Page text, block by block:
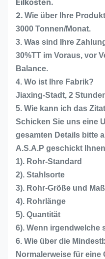
2. Wie über Ihre
3000 Tonnen/Monat.
3. Was sind Ihre
30%TT im Voraus, vor
Balance.
4. Wo ist Ihre Fabrik?
Jiaxing-Stadt, 2
5. Wie kann ich das
Schicken Sie uns eine
gesamten Details bitte
A.S.A.P geschickt
1). Rohr-Standard
2). Stahlsorte
3). Rohr-Größe und
4). Rohrlänge
5). Quantität
6). Wenn irgendwelche
6. Wie über die
Normalerweise für eine